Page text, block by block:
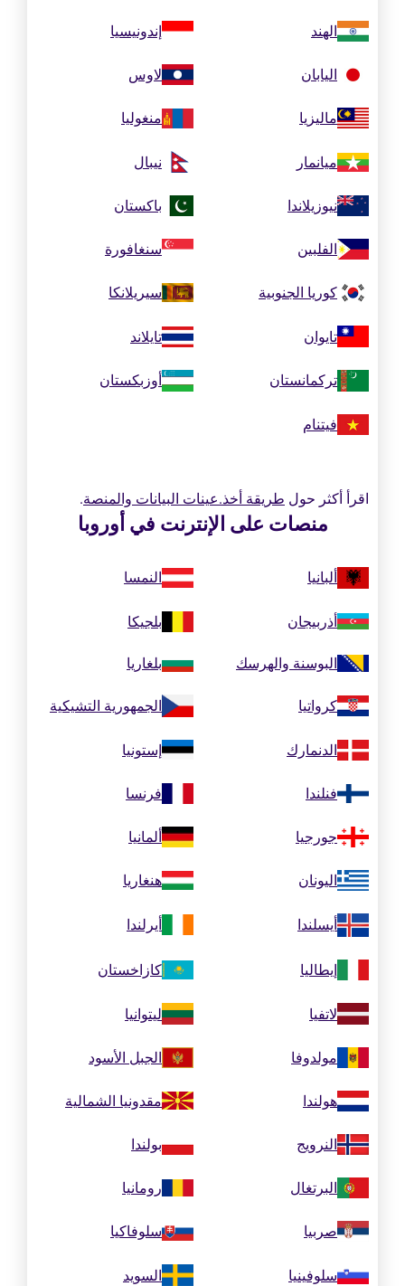
الهند إندونيسيا
اليابان لاوس
ماليزيا منغوليا
ميانمار نيبال
نيوزيلاندا باكستان
الفلبين سنغافورة
كوريا الجنوبية سيريلانكا
تايوان تايلاند
تركمانستان أوزبكستان
فيتنام
اقرأ أكثر حول طريقة أخذ.عينات البيانات والمنصة.
منصات على الإنترنت في أوروبا
ألبانيا النمسا
أذربيجان بلجيكا
البوسنة والهرسك بلغاريا
كرواتيا الجمهورية التشيكية
الدنمارك إستونيا
فنلندا فرنسا
جورجيا ألمانيا
اليونان هنغاريا
أيسلندا أيرلندا
إيطاليا كازاخستان
لاتفيا ليتوانيا
مولدوفا الجبل الأسود
هولندا مقدونيا الشمالية
النرويج بولندا
البرتغال رومانيا
صربيا سلوفاكيا
سلوفينيا السويد